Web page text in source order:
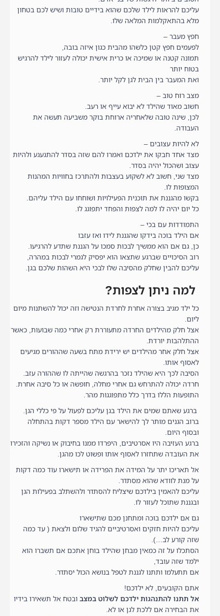
עליכם להראות לילד שלכם שהוא בידיים טובות ושיש לכם בטחון
מלא בהתאקלמות המלאה שלו.
חפץ מעבר –
לפעמים חפץ קטן כלשהו מהבית כגון איזה בובה,
תמונה קטנה או שמיכה או כרית אישית יכולה לעזור לילד להרגיש
בטוח יותר
ואת המעבר בין הבית לגן לקל יותר.
מצב רוח טוב –
חשוב מאוד שהילד לא יבוא עייף או רעב.
לכן, שינה טובה שלאחריה ארוחת בוקר משביעה תעשה את
העבודה.
לא להיות עצובים –
מצד אחד חבקו את ילדכם ואמרו להם שזה בסדר להתגעגע ולהיות
עצוב ושהכול יהיה בסדר.
מצד שני, חשוב לא לשקוע בעצבות ולהתרכז בחוויות המהנות
המצופות לו.
בקשו מהגננת את תוכנית הפעילויות ושוחחו עם הילד עליהם.
כל יום יהיה לו למה לצפות והפחד יתפוגג לו.
התמודדות עם בכי –
אם הילד בוכה בידקו שהגננת לידו ואז עזבו
כן, גם אם הוא ממשיך לבכות סמכו על הגננת שתדע להרגיעו.
רוב הסיכויים שברגע שתצאו הוא יפסיק לגמרי לבכות במהרה,
עליכם להבין שחלק מהסיבה שלו לבכי היא השהות שלכם בגן.
למה ניתן לצפות?
כל ילד מגיב בצורה אחרת לחרדת הנטישה וזה יכול להשתנות מיום
ליום.
אצל חלק מהילדים החרדה מתעוררת רק אחרי כמה שבועות, כאשר
ההתלהבות יורדת.
אצל חלק אחר מהילדים יש ירידת מתח בשעה שההורים מגיעים
לאסוף אותו.
הסיבה לכך היא שהילד נזכר בהרגשה שהייתה לו שההורה עזב.
חרדה יכולה להתרחש גם אחרי מחלה, חופשה או כל סיבה אחרת.
התופעות הללו בדרך כלל מתפוגגות מהר.
ברגע שאתם שמים את הילד בגן עליכם לפעול על פי כללי הגן.
ברוב הגנים מותר לך להישאר עם הילד מספר דקות בהתחלה
ובסוף היום.
ברגע העזיבה היו אסרטיבים, היפרדו ממנו בחיבוק או נשיקה והזכירו
את העובדה שתחזרו לאסוף אותו ופשוט לכו מהגן.
אל תאריכו יתר על המידה את הפרידה או תישארו עוד כמה דקות
על מנת לוודא שהוא מסתדר.
עליכם להאמין בילדכם שיצליח להסתדר ולהשתלב בפעילות הגן
ובגננת שתוכל לעזור לו.
גם אם ילדכם בוכה ומתחנן מכם שתישארו
עליכם להיות חזקים ואסרטיביים להגיד שלום ולצאת ( עד כמה
שזה קורע לב…).
הסתכלו על זה כמאין מבחן שהילד בוחן אתכם אם תשברו הוא
ילמד שזה עובד,
אם תתעלמו ותתנו לגננת לטפל בנושא הכול יסתדר.
אתם הקובעים, לא ילדכם!
אל תתנו להתנהגות ילדכם לשלוט במצבובטח אל תשאירו בידיו
את הבחירה אם ללכת לגן או לא.